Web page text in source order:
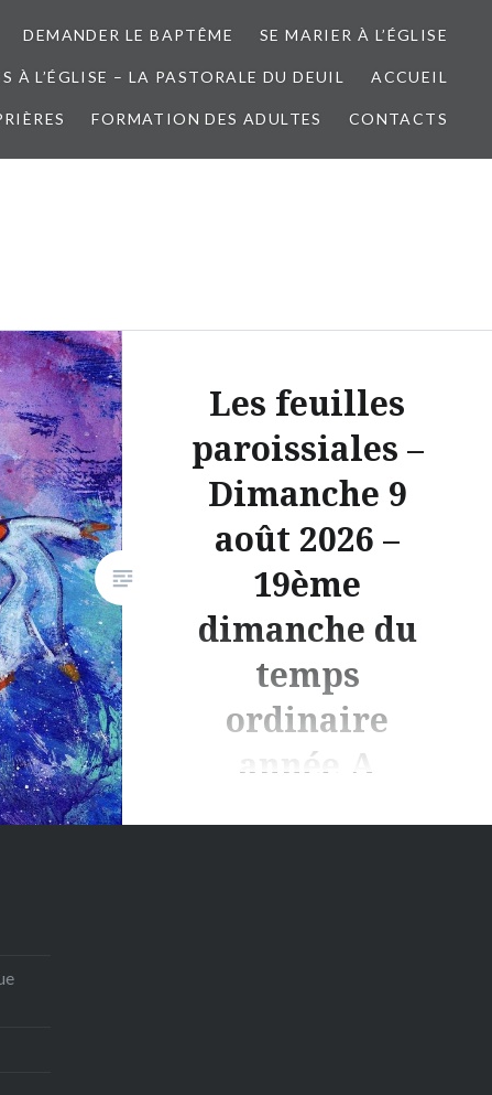
DEMANDER LE BAPTÊME SE MARIER À L’ÉGLISE
À L’ÉGLISE – LA PASTORALE DU DEUIL ACCUEIL
FORMATION DES ADULTES CONTACTS
Les feuilles
paroissiales –
Dimanche 9
août 2026 –
19ème
dimanche du
temps
ordinaire
année A
Cliquez sur le bouton pour